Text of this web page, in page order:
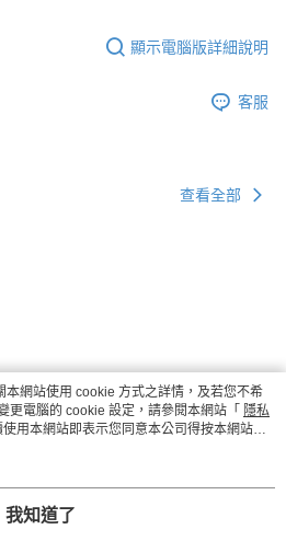
顯示電腦版詳細說明
客服
查看全部
網站使用 cookie 方式之詳情，及若您不希
更電腦的 cookie 設定，請參閱本網站「 隱私
用本網站即表示您同意本公司得按本網站使
我知道了